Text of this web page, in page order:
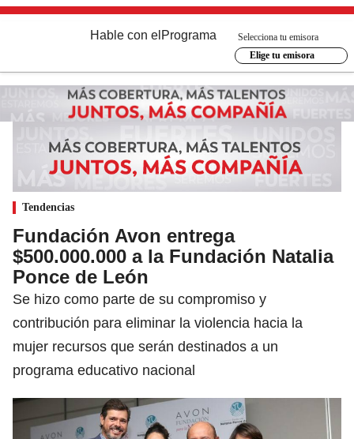
Hable con el Programa
Selecciona tu emisora
Elige tu emisora
Tendencias
Fundación Avon entrega
$500.000.000 a la Fundación Natalia
Ponce de León
Se hizo como parte de su compromiso y
contribución para eliminar la violencia hacia la
mujer recursos que serán destinados a un
programa educativo nacional